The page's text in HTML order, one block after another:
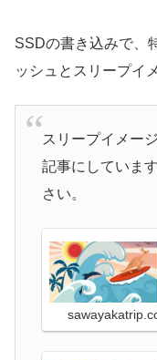
SSDの書き込みで、
ッシュとスリープイ
スリープイメー
記事にしていま
さい。